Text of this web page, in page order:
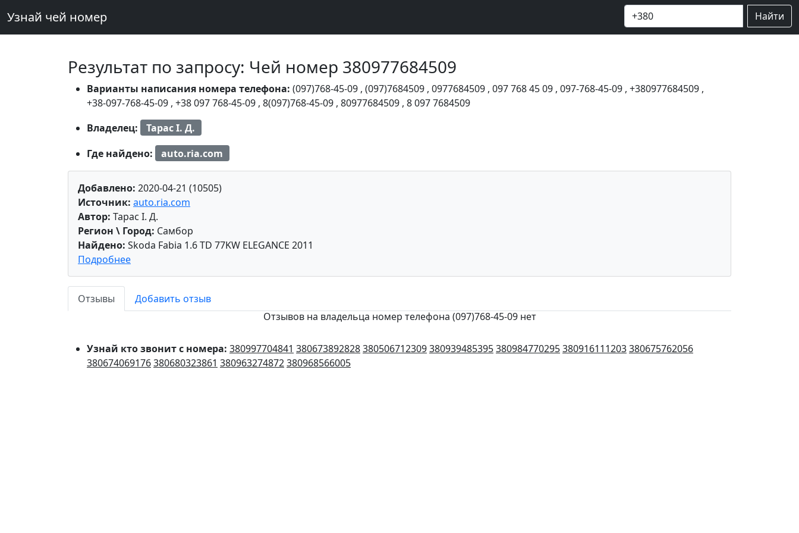
Узнай чей номер Найти
Результат по запросу: Чей номер 380977684509
Варианты написания номера телефона: (097)768-45-09 , (097)7684509 , 0977684509 , 097 768 45 09 , 097-768-45-09 , +380977684509 ,
+38-097-768-45-09 , +38 097 768-45-09 , 8(097)768-45-09 , 80977684509 , 8 097 7684509
Владелец:
Тарас І. Д.
Где найдено:
auto.ria.com
Добавлено: 2020-04-21 (10505)
Источник: auto.ria.com
Автор: Тарас І. Д.
Регион \ Город: Самбор
Найдено: Skoda Fabia 1.6 TD 77KW ELEGANCE 2011
Подробнее
Отзывы
Добавить отзыв
Отзывов на владельца номер телефона (097)768-45-09 нет
Узнай кто звонит с номера: 380997704841 380673892828380506712309380939485395380984770295380916111203380675762056
380674069176380680323861 380963274872380968566005